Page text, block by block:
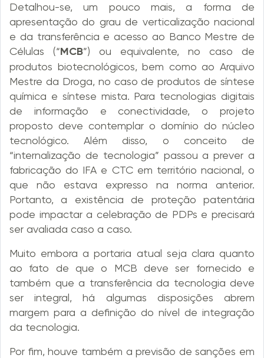
Detalhou-se, um pouco mais, a forma de
apresentação do grau de verticalização nacional
e da transferência e acesso ao Banco Mestre de
Células (“MCB”) ou equivalente, no caso de
produtos biotecnológicos, bem como ao Arquivo
Mestre da Droga, no caso de produtos de síntese
química e síntese mista. Para tecnologias digitais
de informação e conectividade, o projeto
proposto deve contemplar o domínio do núcleo
tecnológico. Além disso, o conceito de
“internalização de tecnologia” passou a prever a
fabricação do IFA e CTC em território nacional, o
que não estava expresso na norma anterior.
Portanto, a existência de proteção patentária
pode impactar a celebração de PDPs e precisará
ser avaliada caso a caso.
Muito embora a portaria atual seja clara quanto
ao fato de que o MCB deve ser fornecido e
também que a transferência da tecnologia deve
ser integral, há algumas disposições abrem
margem para a definição do nível de integração
da tecnologia.
Por fim, houve também a previsão de sanções em